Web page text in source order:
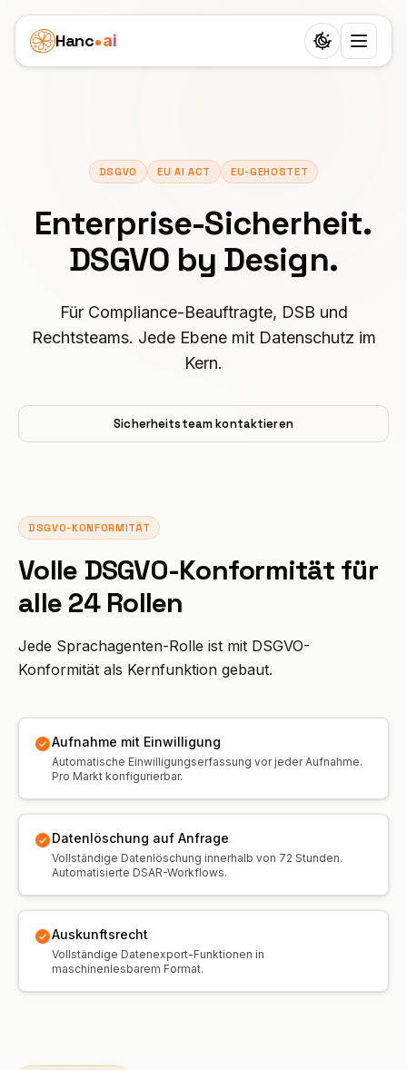
Hanc ai
Switch to
Überblick
Features
Workflow
25 Sprachen
Integrationen
Hanc AI in Ihrer Azure-Subscription
bereitstellen
GESUNDHEIT
Arzt
Physiotherapie
Autowerkstatt
Restaurant
Hotel
E-Commerce
Hausverwaltung
Fitness
PROFESSIONAL
Anwalt
Bestattung
Business Cases
Kinderklinik
Immobilienagentur
Seniorenbetreuung
Premium-Hotellerie
Anwaltskanzlei
Alle Business Cases →
Preise
Ressourcen
LERNEN
Blog
Changelog
Partner
White-Label-Lösung
Affiliate-Programm
SKALIEREN
Executive-Partner
Registrieren →
Agent erstellen
DSGVO EU AI ACT EU-GEHOSTET
Enterprise-Sicherheit.
DSGVO by Design.
Für Compliance-Beauftragte, DSB und
Rechtsteams. Jede Ebene mit Datenschutz im
Kern.
Sicherheitsteam kontaktieren
DSGVO-KONFORMITÄT
Volle DSGVO-Konformität für
alle 24 Rollen
Jede Sprachagenten-Rolle ist mit DSGVO-
Konformität als Kernfunktion gebaut.
Aufnahme mit Einwilligung
Automatische Einwilligungserfassung vor jeder Aufnahme.
Pro Markt konfigurierbar.
Datenlöschung auf Anfrage
Vollständige Datenlöschung innerhalb von 72 Stunden.
Automatisierte DSAR-Workflows.
Auskunftsrecht
Vollständige Datenexport-Funktionen in
maschinenlesbarem Format.